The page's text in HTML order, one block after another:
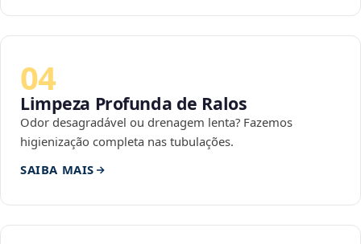
04
Limpeza Profunda de Ralos
Odor desagradável ou drenagem lenta? Fazemos
higienização completa nas tubulações.
SAIBA MAIS